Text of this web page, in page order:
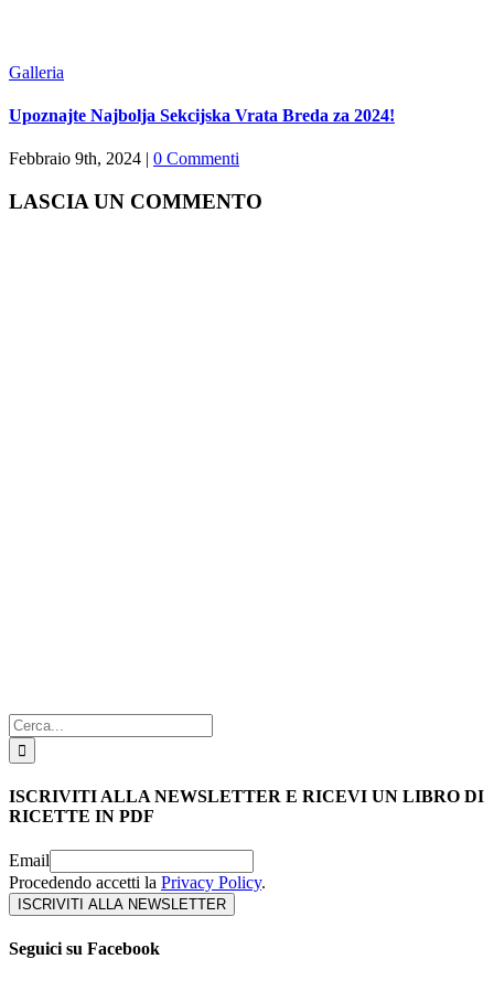
Galleria
Upoznajte Najbolja Sekcijska Vrata Breda za 2024!
Febbraio 9th, 2024 | 0 Commenti
LASCIA UN COMMENTO
Cerca
per:
ISCRIVITI ALLA NEWSLETTER E RICEVI UN LIBRO DI
RICETTE IN PDF
Email
Procedendo accetti la Privacy Policy.
Seguici su Facebook